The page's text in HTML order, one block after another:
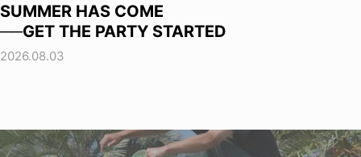
SUMMER HAS COME
──GET THE PARTY STARTED
2026.08.03